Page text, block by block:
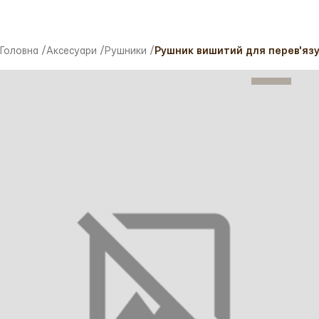
Головна /Аксесуари / Рушники / Рушник вишитий для